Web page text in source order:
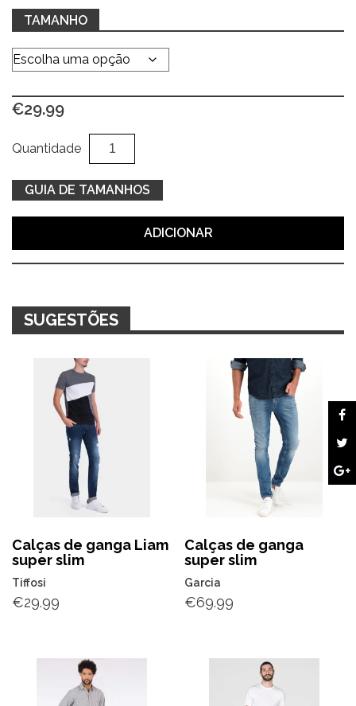
TAMANHO
€29.99
Quantidade
Quantidade
de
Calças
sarja
bege
GUIA DE TAMANHOS
ADICIONAR
SUGESTÕES
Calças de ganga Liam
super slim
Tiffosi
€29.99
Calças de ganga
super slim
Garcia
€69.99